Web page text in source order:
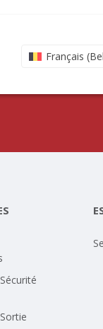
Français